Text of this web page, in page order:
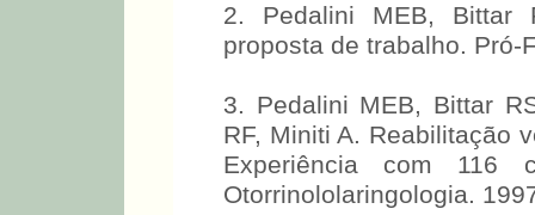
2. Pedalini MEB, Bittar
proposta de trabalho. Pró-
3. Pedalini MEB, Bittar
RF, Miniti A. Reabilitação
Experiência com 116
Otorrinololaringologia.